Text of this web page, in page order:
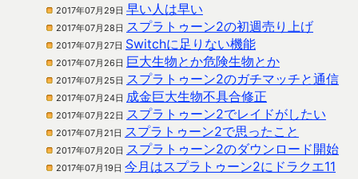
2017年07月29日 早い人は早い
2017年07月28日 スプラトゥーン2の初週売り上げ
2017年07月27日 Switchに足りない機能
2017年07月26日 巨大生物とか危険生物とか
2017年07月25日 スプラトゥーン2のガチマッチと通信
2017年07月24日 成金巨大生物不具合修正
2017年07月22日 スプラトゥーン2でレイドがしたい
2017年07月21日 スプラトゥーン2で思ったこと
2017年07月20日 スプラトゥーン2のダウンロード開始
2017年07月19日 今月はスプラトゥーン2にドラクエ11